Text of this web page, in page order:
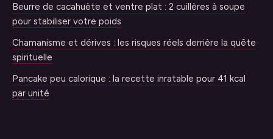
Beurre de cacahuète et ventre plat : 2 cuillères à soupe
pour stabiliser votre poids
Chamanisme et dérives : les risques réels derrière la quête
spirituelle
Pancake peu calorique : la recette inratable pour 41 kcal
par unité